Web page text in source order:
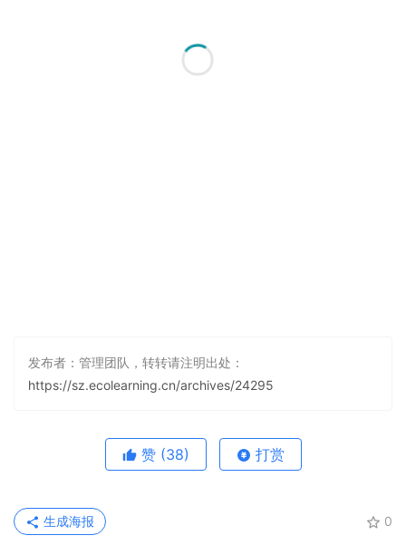
发布者：管理团队，转转请注明出处：
https://sz.ecolearning.cn/archives/24295
赞 (38) 打赏
0
生成海报